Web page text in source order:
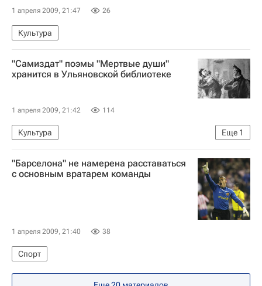
1 апреля 2009, 21:47 26
Культура
"Самиздат" поэмы "Мертвые души"
хранится в Ульяновской библиотеке
1 апреля 2009, 21:42 114
Еще 1
Культура
Празднование 200-летия со дня рождения Николая Гоголя
"Барселона" не намерена расставаться
с основным вратарем команды
1 апреля 2009, 21:40 38
Спорт